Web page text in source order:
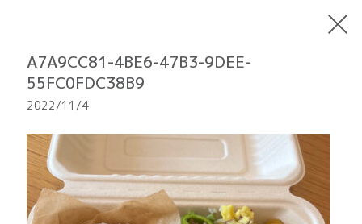
A7A9CC81-4BE6-47B3-9DEE-
55FC0FDC38B9
2022/11/4